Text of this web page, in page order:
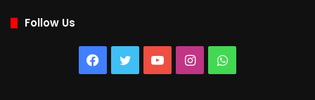
Follow Us
Facebook
TwitterYouTubeInstagramWhatsApp